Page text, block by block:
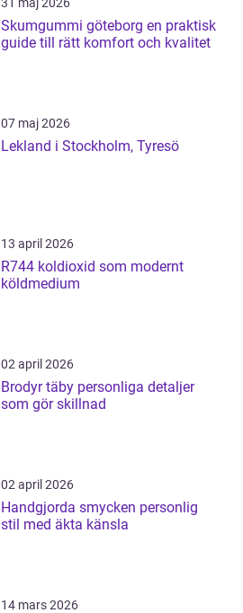
Skumgummi göteborg en praktisk
guide till rätt komfort och kvalitet
07 maj 2026
Lekland i Stockholm, Tyresö
13 april 2026
R744 koldioxid som modernt
köldmedium
02 april 2026
Brodyr täby personliga detaljer
som gör skillnad
02 april 2026
Handgjorda smycken personlig
stil med äkta känsla
14 mars 2026